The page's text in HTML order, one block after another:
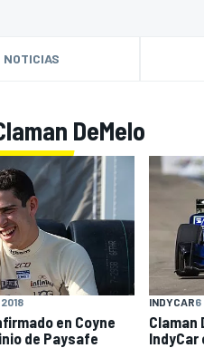
NOTICIAS
DeMelo
en Coyne
de Paysafe
INDYCAR6
Claman
IndyCar